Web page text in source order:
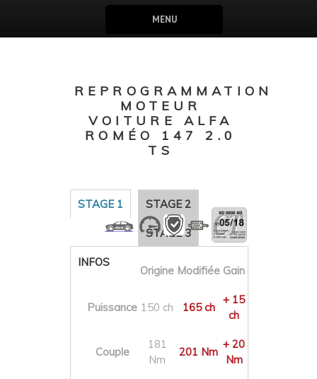
MENU
REPROGRAMMATION
MOTEUR
VOITURE ALFA
ROMÉO 147 2.0
TS
STAGE 1 STAGE 2
STAGE 3
INFOS
Origine Modifiée Gain
Puissance 150 ch 165 ch
+ 15
ch
Couple
181
Nm
201 Nm
+ 20
Nm